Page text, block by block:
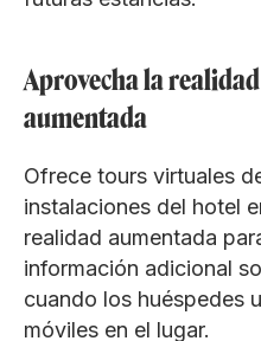
Aprovecha la
aumentada
Ofrece tours virtuales
instalaciones del hotel
realidad aumentada
información adicional
cuando los huéspedes
móviles en el lugar.